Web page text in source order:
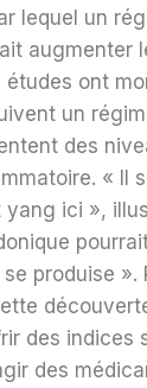
lequel un
augmenter
études ont
un
des
« Il
ici »,
produise ».
des indices
des